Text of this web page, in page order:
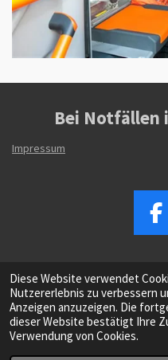
Diese Website verwendet
Nutzererlebnis zu verbessern
Anzeigen anzuzeigen. Die
dieser Website bestätigt Ihre
Verwendung von Cookies.
Bei Notfällen
Impressum
F
e
b
o
o
© 2023 - 2026 Feuerwehr
Mit Unterstützung von Webador